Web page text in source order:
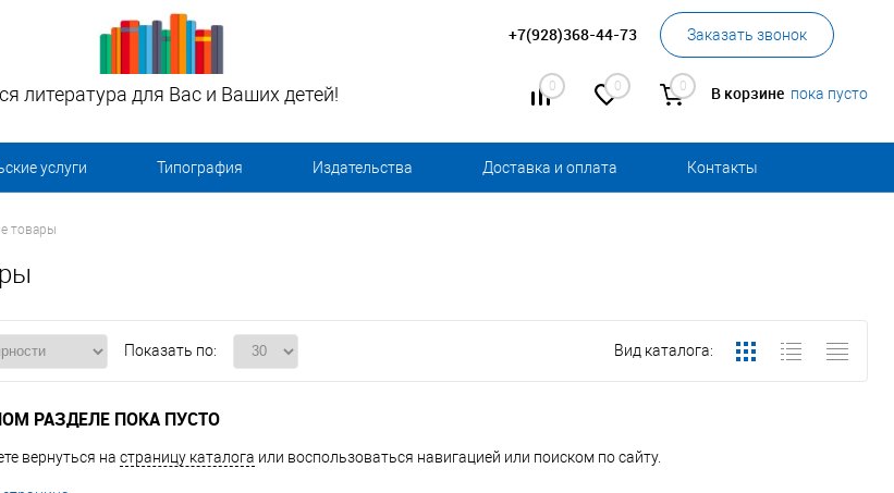
+7(928)368-44-73 Заказать звонок
0 0 0 В корзине пока пусто
литература для Вас и Ваших детей!
услуги Типография Издательства Доставка и оплата Контакты
товары
Показать по: Вид каталога:
РАЗДЕЛЕ ПОКА ПУСТО
вернуться на страницу каталога или воспользоваться навигацией или поиском по сайту.